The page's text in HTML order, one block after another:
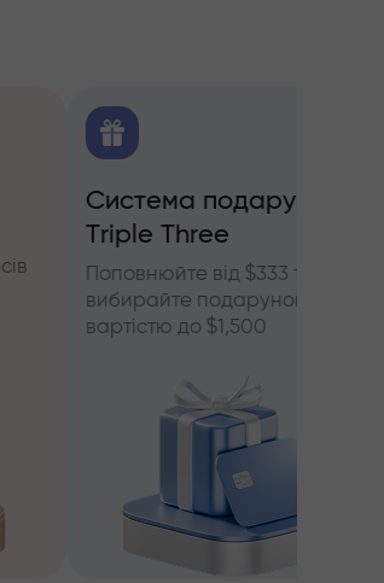
подарунків
Three
від $333 та
подарунок
до $1,500